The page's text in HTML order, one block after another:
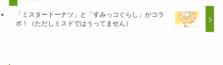
「ミスタードーナツ」と「すみっコぐらし」がコラ
ボ！（ただしミスドではうってません）